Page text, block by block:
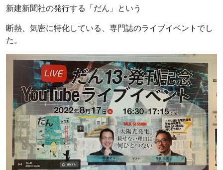
新建新聞社の発行する「だん」という
断熱、気密に特化している、専門誌のライブイベントでし
た。